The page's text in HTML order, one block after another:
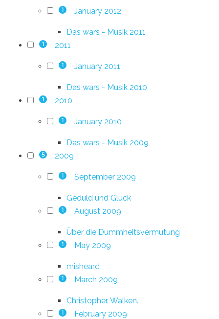
1 January 2012
Das wars - Musik 2011
1 2011
1 January 2011
Das wars - Musik 2010
1 2010
1 January 2010
Das wars - Musik 2009
5 2009
1 September 2009
Geduld und Glück
1 August 2009
Über die Dummheitsvermutung
1 May 2009
misheard
1 March 2009
Christopher. Walken.
1 February 2009